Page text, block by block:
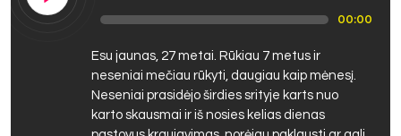
00:00
Esu jaunas, 27 metai. Rūkiau 7 metus ir
neseniai mečiau rūkyti, daugiau kaip mėnesį.
Neseniai prasidėjo širdies srityje karts nuo
karto skausmai ir iš nosies kelias dienas